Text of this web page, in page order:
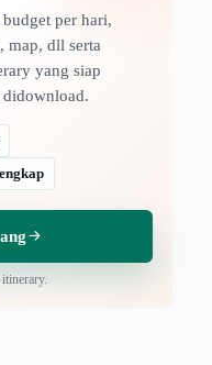
per hari,
map, dll serta
yang siap